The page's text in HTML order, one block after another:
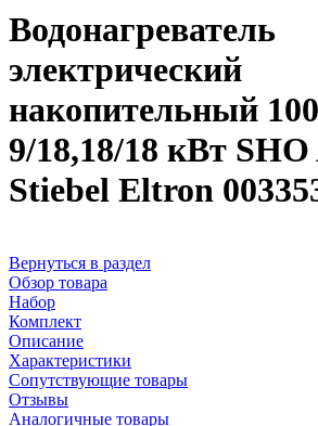
Водонагреватель
электрический
накопительный
9/18,18/18 кВт SHO
Stiebel Eltron
Вернуться в раздел
Обзор товара
Набор
Комплект
Описание
Характеристики
Сопутствующие товары
Отзывы
Аналогичные товары